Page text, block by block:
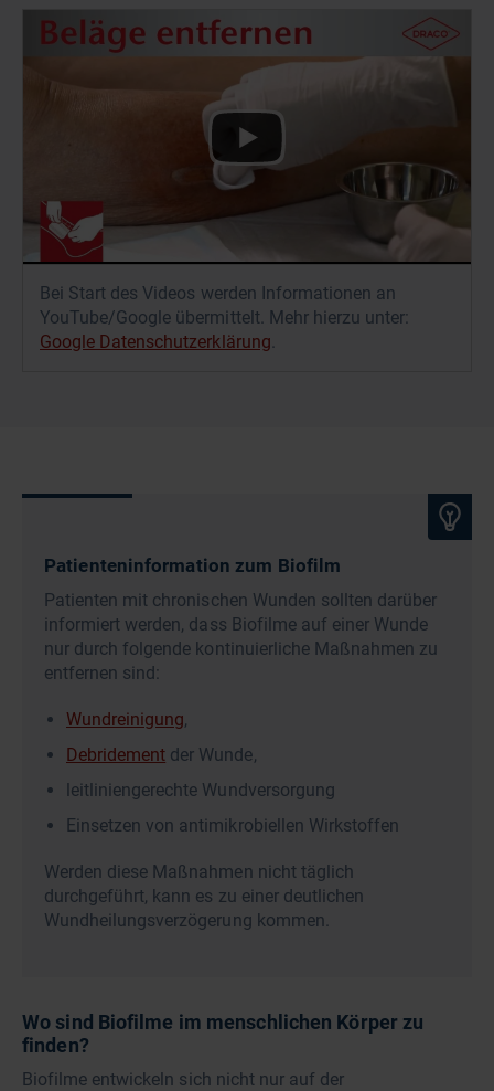
Bei Start des Videos werden Informationen an
YouTube/Google übermittelt. Mehr hierzu unter:
Google Datenschutzerklärung
Wo sind Biofilme im menschlichen Körper zu
finden?
Biofilme entwickeln sich nicht nur auf der
Patienteninformation zum Biofilm
Patienten mit chronischen Wunden sollten darüber
informiert werden, dass Biofilme auf einer Wunde
nur durch folgende kontinuierliche Maßnahmen zu
entfernen sind:
Wundreinigung,
Debridement der Wunde,
leitliniengerechte Wundversorgung
Einsetzen von antimikrobiellen Wirkstoffen
Werden diese Maßnahmen nicht täglich
durchgeführt, kann es zu einer deutlichen
Wundheilungsverzögerung kommen.